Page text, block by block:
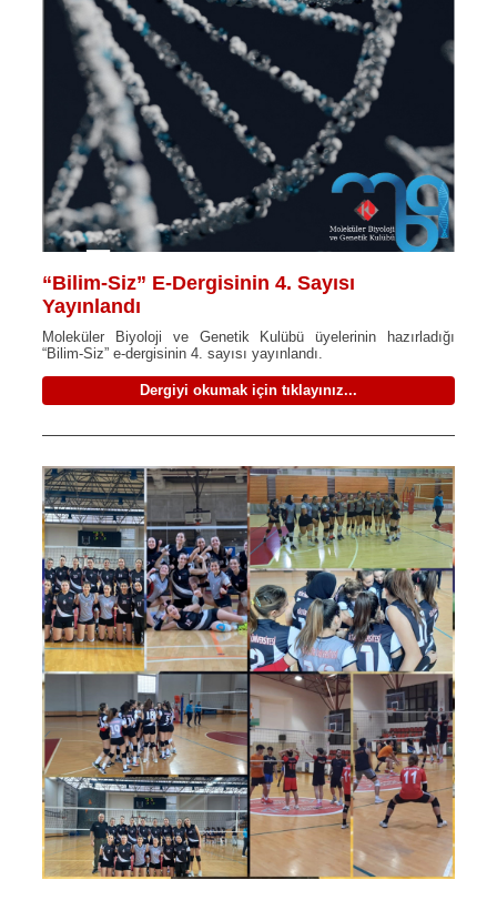
“Bilim-Siz” E-Dergisinin 4. Sayısı
Yayınlandı
Moleküler Biyoloji ve Genetik Kulübü üyelerinin hazırladığı
“Bilim-Siz” e-dergisinin 4. sayısı yayınlandı.
Dergiyi okumak için tıklayınız...